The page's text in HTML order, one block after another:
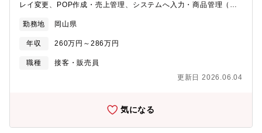
レイ変更、POP作成・売上管理、システムへ入力・商品管理（在
レジ締め、日報作成等）※社員によるOJTがありますのでご安心
ください。
勤務地 岡山県
年収 260万円～286万円
職種
接客・販売員
更新日 2026.06.04
気になる